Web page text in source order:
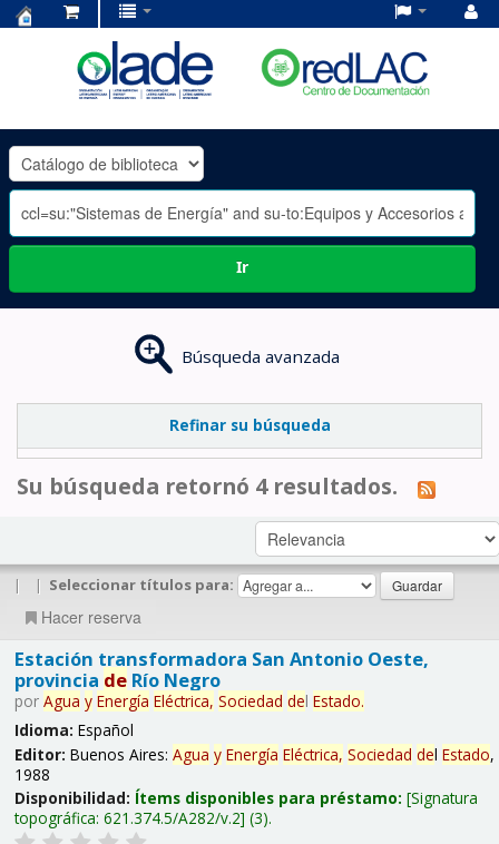
OLADE
-
Ir
Búsqueda avanzada
Refinar su búsqueda
Su búsqueda retornó 4 resultados.
| | Seleccionar títulos para:
Hacer reserva
Estación transformadora San Antonio Oeste,
provincia deRío Negro
por Agua y Energía Eléctrica, Sociedad del Estado.
Idioma: Español
Editor: Buenos Aires: Agua y Energía Eléctrica, Sociedad del Estado,
1988
Disponibilidad: Ítems disponibles para préstamo: Signatura
topográfica: 621.374.5/A282/v.2 (3).